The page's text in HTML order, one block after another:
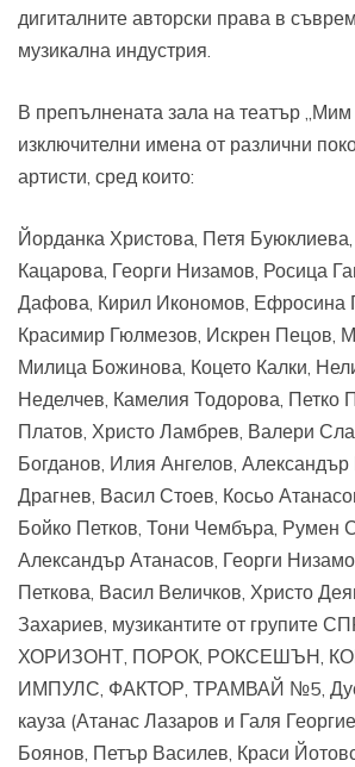
дигиталните авторски права в
музикална индустрия.
В препълнената зала на театър
изключителни имена от различни
артисти, сред които:
Йорданка Христова, Петя
Кацарова, Георги Низамов, Росица
Дафова, Кирил Икономов, Ефросина
Красимир Гюлмезов, Искрен Пецов,
Милица Божинова, Коцето Калки,
Неделчев, Камелия Тодорова, Петко
Платов, Христо Ламбрев, Валери
Богданов, Илия Ангелов,
Драгнев, Васил Стоев, Косьо
Бойко Петков, Тони Чембъра, Румен
Александър Атанасов, Георги
Петкова, Васил Величков, Христо
Захариев, музикантите от групите
ХОРИЗОНТ, ПОРОК, РОКСЕШЪН,
ИМПУЛС, ФАКТОР, ТРАМВАЙ №5,
кауза (Атанас Лазаров и Галя
Боянов, Петър Василев, Краси